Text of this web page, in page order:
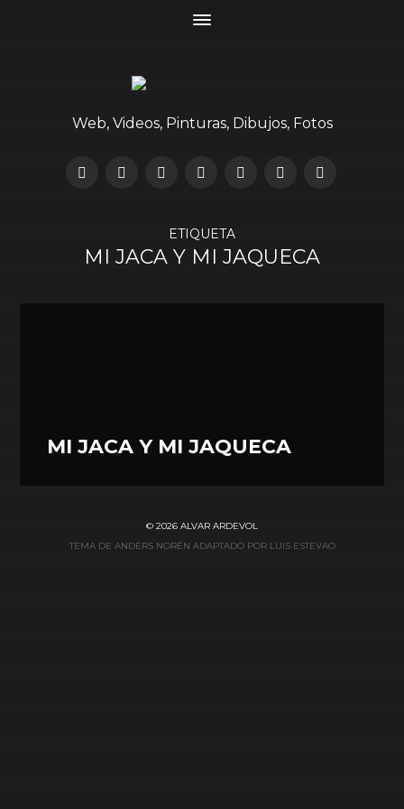
Web, Videos, Pinturas, Dibujos, Fotos
ETIQUETA
MI JACA Y MI JAQUECA
MI JACA Y MI JAQUECA
© 2026 ALVAR ARDEVOL
TEMA DE ANDERS NORÉN ADAPTADO POR LUIS ESTEVAO